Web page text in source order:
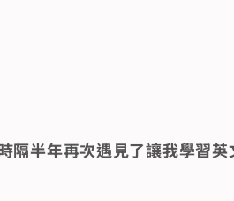
隔半年再次遇見了讓我學習